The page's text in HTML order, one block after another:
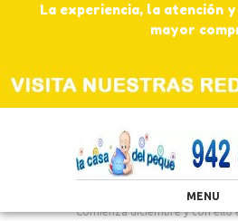
La experiencia, la atención
mayor
MENU
Comienza diciembre y con ello